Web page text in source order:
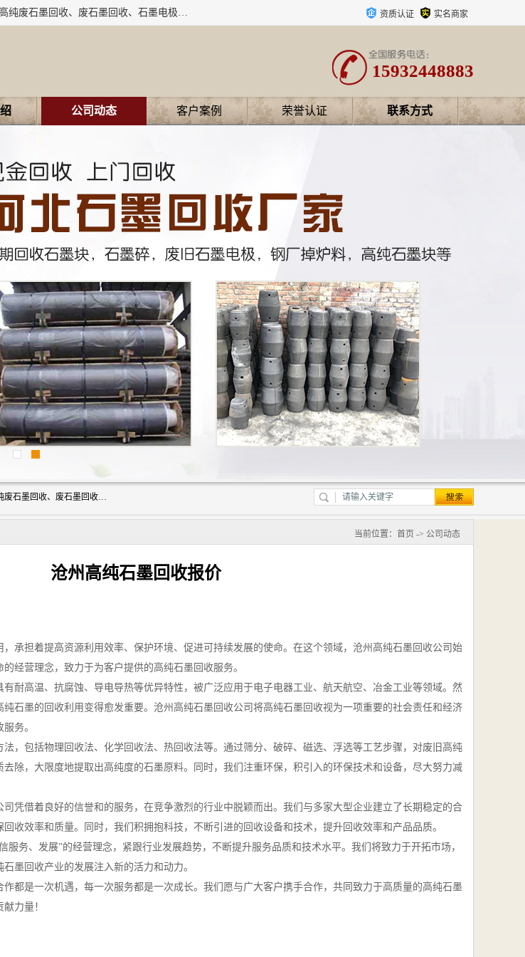
河北石墨回收厂家昊联碳素有限公司主要经营业务：石墨粉子回收、废石墨方子回收、高纯废石墨回收、废石墨回收、石墨电极回收、废石墨板回收、石墨增碳剂、单晶硅石墨、单晶硅石墨回收、废多晶硅石墨、废多晶硅石墨回收、废高纯石墨回收、废石墨、废石墨棒、废石墨棒回收、废石墨换热器回收、高纯石墨回收、石墨粉回收、石墨换热器回收、石墨纸回收、回收石墨板、回收石墨电极、石墨板回收、石墨回收。 资质认证 实名商家
15932448883
公司动态 客户案例 荣誉认证 联系方式
河北石墨回收厂家昊联碳素有限公司主要经营业务：石墨粉子回收、废石墨方子回收、高纯废石墨回收、废石墨回收、石墨电极回收、废石墨板回收、石墨增碳剂、单晶硅石墨、单晶硅石墨回收、废多晶硅石墨、废多晶硅石墨回收、废高纯石墨回收、废石墨、废石墨棒、废石墨棒回收、废石墨换热器回收、高纯石墨回收、石墨粉回收、石墨换热器回收、石墨纸回收、回收石墨板、回收石墨电极、石墨板回收、石墨回收。
当前位置： 首页 -> 公司动态
沧州高纯石墨回收报价
承担着提高资源利用效率、保护环境、促进可持续发展的使命。在这个领域，沧州高纯石墨回收公司始
经营理念，致力于为客户提供的高纯石墨回收服务。
耐高温、抗腐蚀、导电导热等优异特性，被广泛应用于电子电器工业、航天航空、冶金工业等领域。然
石墨的回收利用变得愈发重要。沧州高纯石墨回收公司将高纯石墨回收视为一项重要的社会责任和经济
务。
，包括物理回收法、化学回收法、热回收法等。通过筛分、破碎、磁选、浮选等工艺步骤，对废旧高纯
除，大限度地提取出高纯度的石墨原料。同时，我们注重环保，积引入的环保技术和设备，尽大努力减
凭借着良好的信誉和的服务，在竞争激烈的行业中脱颖而出。我们与多家大型企业建立了长期稳定的合
收效率和质量。同时，我们积拥抱科技，不断引进的回收设备和技术，提升回收效率和产品品质。
服务、发展”的经营理念，紧跟行业发展趋势，不断提升服务品质和技术水平。我们将致力于开拓市场，
墨回收产业的发展注入新的活力和动力。
都是一次机遇，每一次服务都是一次成长。我们愿与广大客户携手合作，共同致力于高质量的高纯石墨
力量！